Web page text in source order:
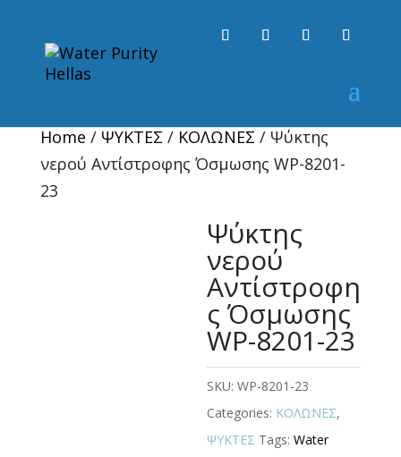
Home / ΨΥΚΤΕΣ / ΚΟΛΩΝΕΣ / Ψύκτης
νερού Αντίστροφης Όσμωσης WP-8201-
23
Ψύκτης
νερού
Αντίστροφη
ς Όσμωσης
WP-8201-23
SKU:WP-8201-23
Categories: ΚΟΛΩΝΕΣ,
ΨΥΚΤΕΣ Tags:Water